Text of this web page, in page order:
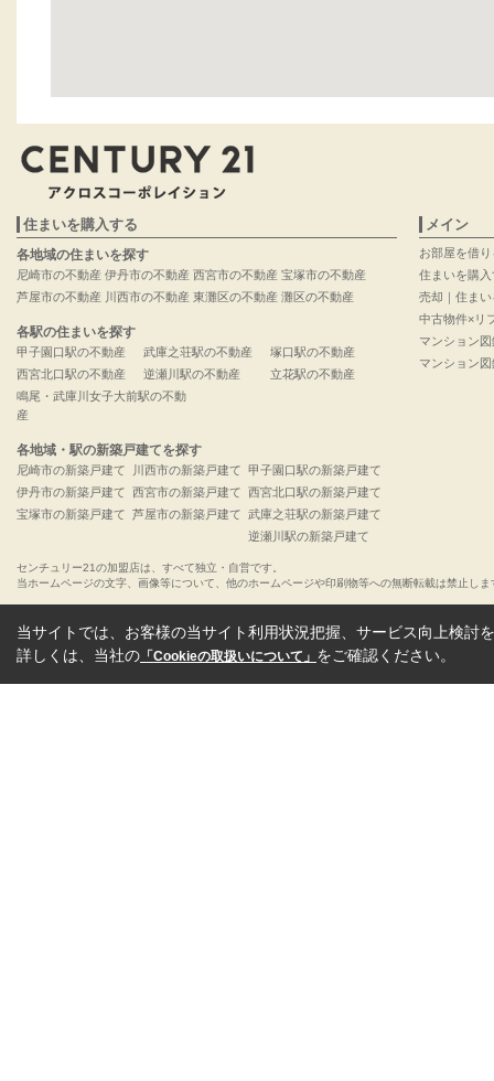
住まいを購入する
各地域の住まいを探す
尼崎市の不動産
芦屋市の不動産
伊丹市の不動産
川西市の不動産
西宮市の不動産
東灘区の不動産
宝塚市の不動産
灘区の不動産
各駅の住まいを探す
甲子園口駅の不動産
西宮北口駅の不動産
武庫之荘駅の不動産
逆瀬川駅の不動産
塚口駅の不動産
立花駅の不動産
鳴尾・武庫川女子大前駅の不動
産
各地域・駅の新築戸建てを探す
尼崎市の新築戸建て
伊丹市の新築戸建て
宝塚市の新築戸建て
川西市の新築戸建て
西宮市の新築戸建て
芦屋市の新築戸建て
甲子園口駅の新築戸建て
西宮北口駅の新築戸建て
武庫之荘駅の新築戸建て
逆瀬川駅の新築戸建て
メイン
お部屋を借り
住まいを購入
売却｜住ま
中古物件×リ
マンション
マンション
センチュリー21の加盟店は、すべて独立・自営です。
当ホームページの文字、画像等について、他のホームページや印刷物等への無断転載は禁止しま
当サイトでは、お客様の当サイト利用状況把握、サービス向上検討
詳しくは、当社の 「Cookieの取扱いについて」 をご確認ください。